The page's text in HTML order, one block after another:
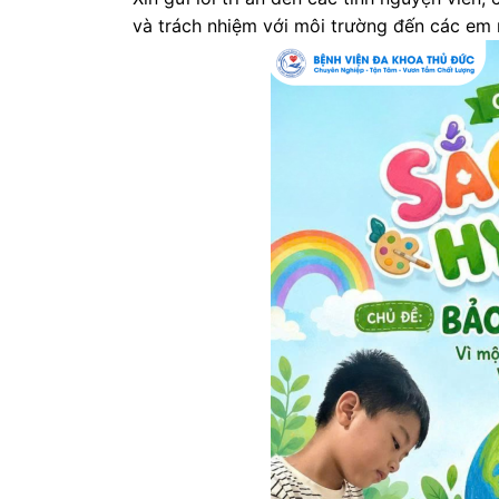
và trách nhiệm với môi trường đến các em